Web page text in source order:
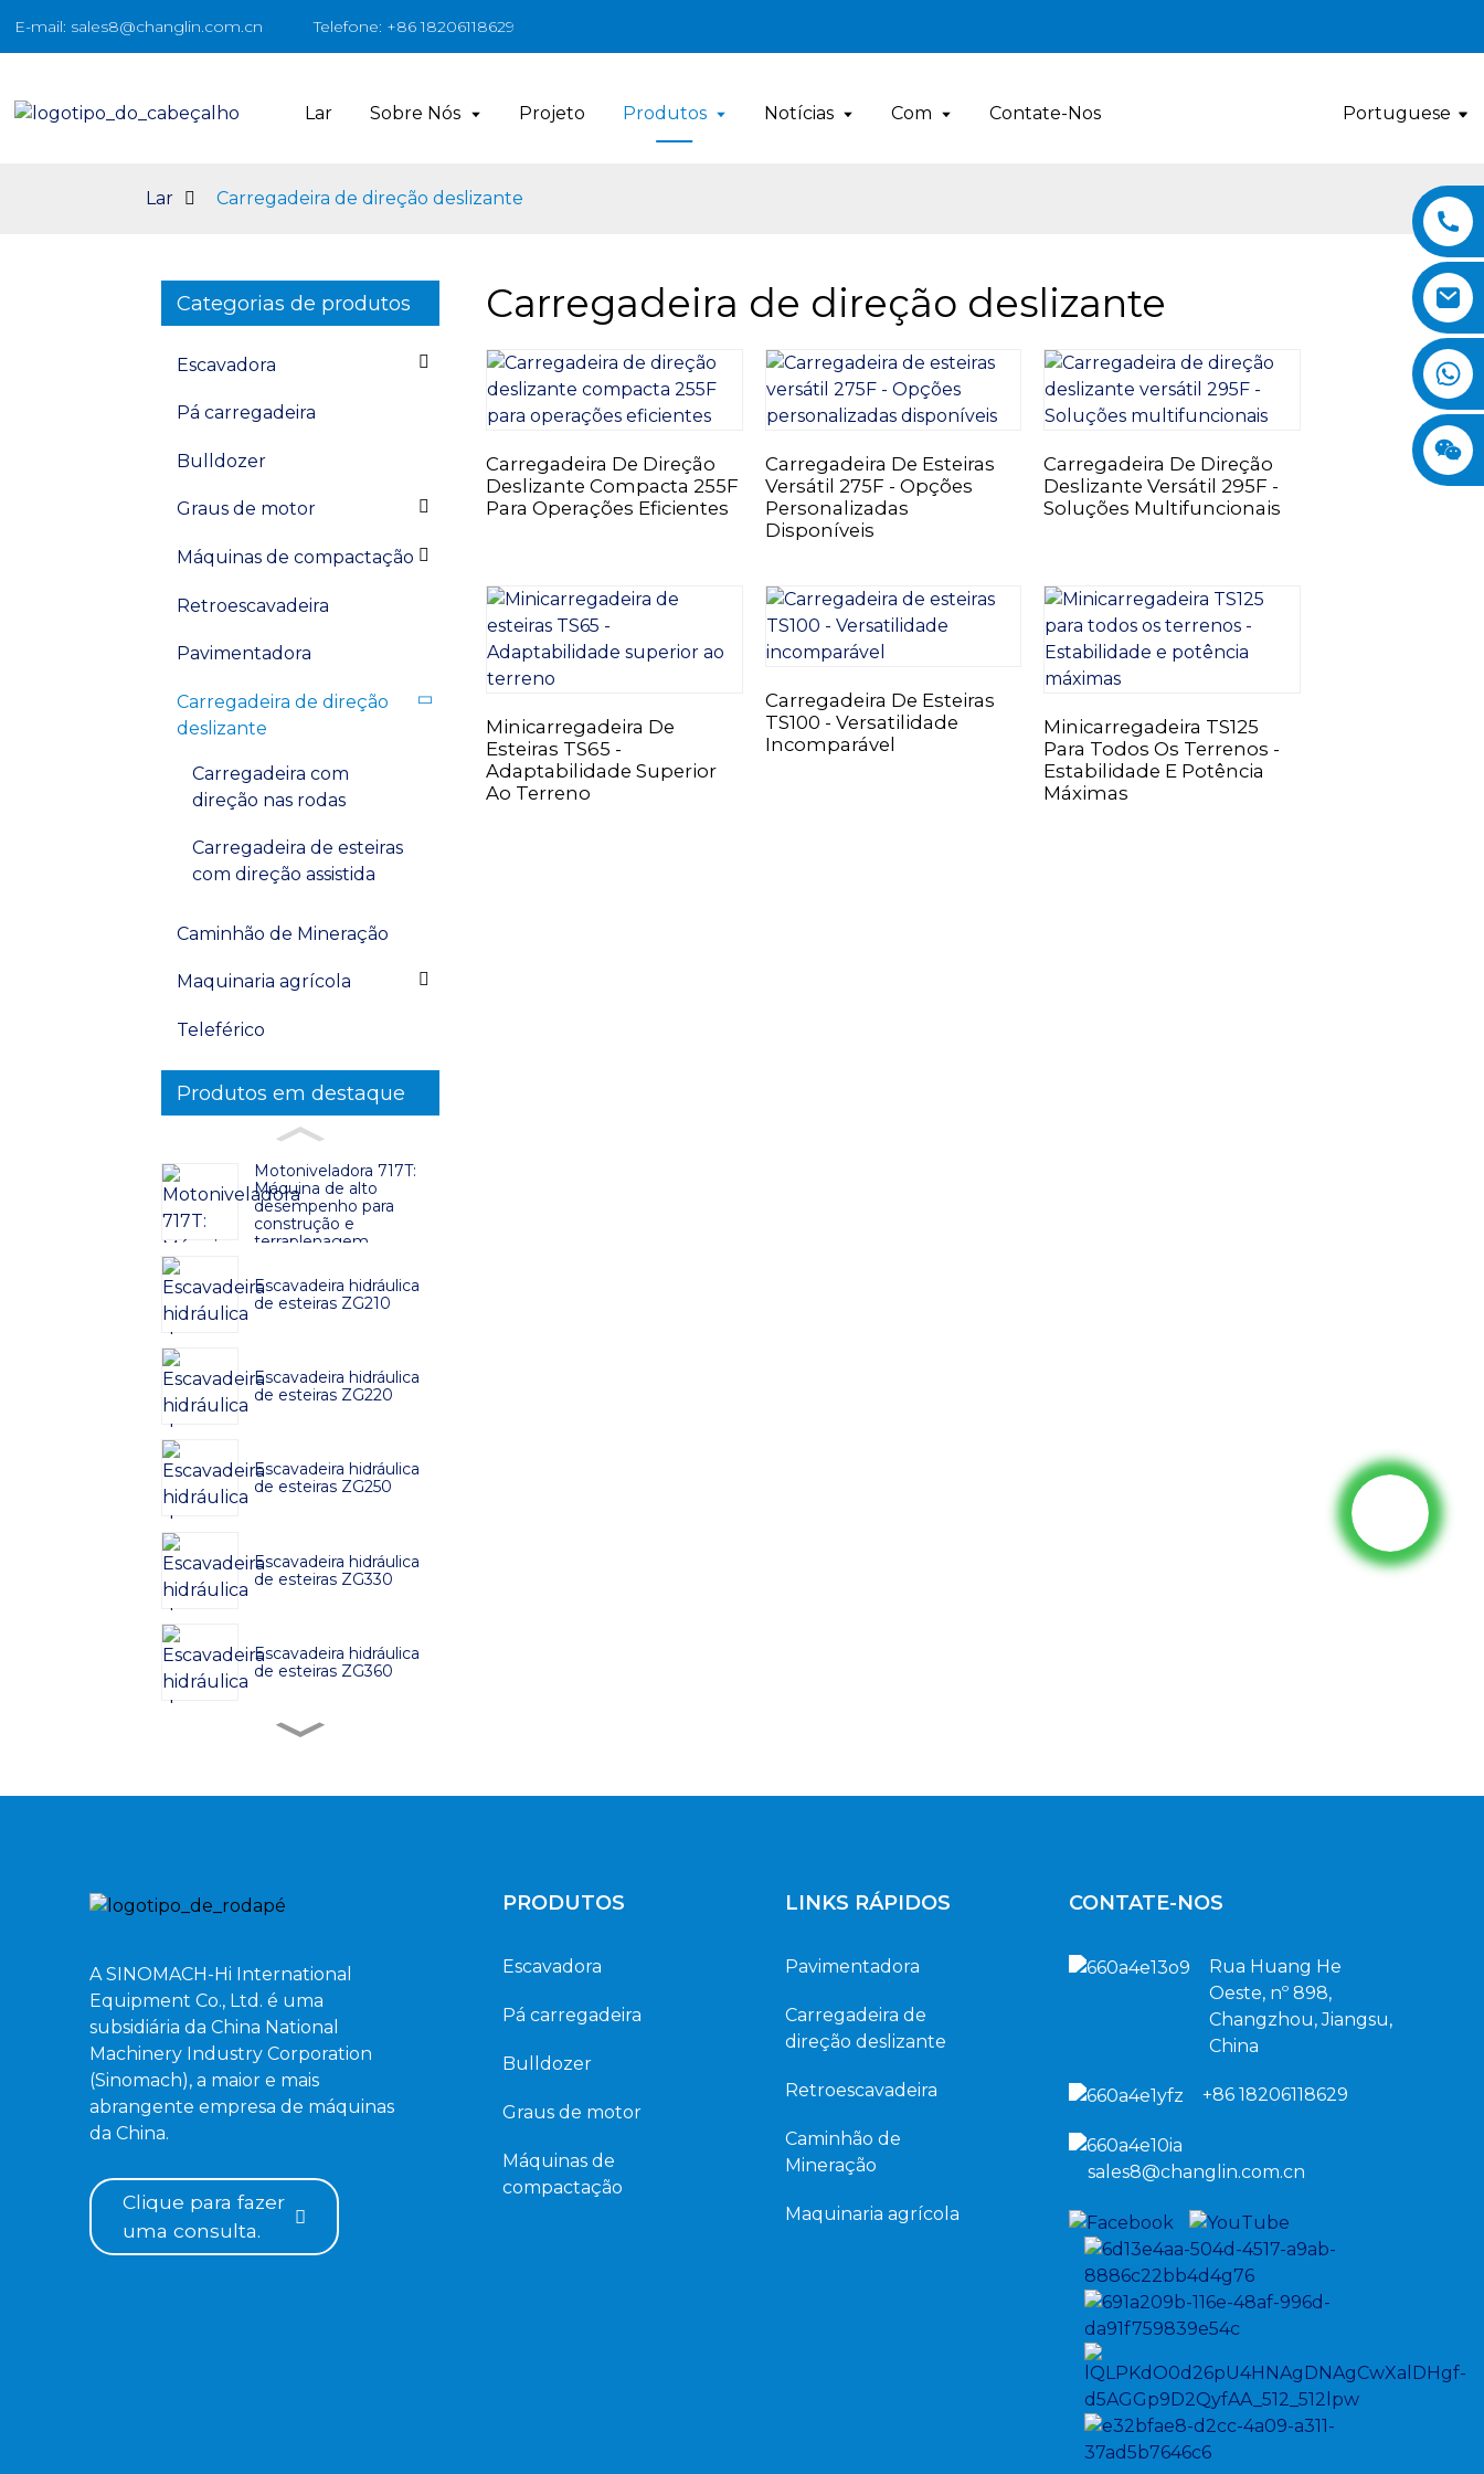
E-mail: sales8@changlin.com.cn Telefone: +86 18206118629
Lar Sobre Nós Projeto Produtos Notícias Com Contate-Nos Portuguese
Lar Carregadeira de direção deslizante
Categorias de produtos
Escavadora
Pá carregadeira
Bulldozer
Graus de motor
Máquinas de compactação
Retroescavadeira
Pavimentadora
Carregadeira de direção
deslizante
Carregadeira com
direção nas rodas
Carregadeira de esteiras
com direção assistida
Caminhão de Mineração
Maquinaria agrícola
Teleférico
Produtos em destaque
Motoniveladora 717T:
Máquina de alto
desempenho para
construção e
terraplenagem
Escavadeira hidráulica
de esteiras ZG210
Escavadeira hidráulica
de esteiras ZG220
Escavadeira hidráulica
de esteiras ZG250
Escavadeira hidráulica
de esteiras ZG330
Escavadeira hidráulica
de esteiras ZG360
Escavadeira hidráulica
de esteiras ZG520
Carregadeira de direção deslizante
Carregadeira De Direção
Deslizante Compacta 255F
Para Operações Eficientes
Carregadeira De Esteiras
Versátil 275F - Opções
Personalizadas
Disponíveis
Carregadeira De Direção
Deslizante Versátil 295F -
Soluções Multifuncionais
Minicarregadeira De
Esteiras TS65 -
Adaptabilidade Superior
Ao Terreno
Carregadeira De Esteiras
TS100 - Versatilidade
Incomparável
Minicarregadeira TS125
Para Todos Os Terrenos -
Estabilidade E Potência
Máximas
A SINOMACH-Hi International
Equipment Co., Ltd. é uma
subsidiária da China National
Machinery Industry Corporation
(Sinomach), a maior e mais
abrangente empresa de máquinas
da China.
Clique para fazer
uma consulta.
PRODUTOS
Escavadora
Pá carregadeira
Bulldozer
Graus de motor
Máquinas de
compactação
LINKS RÁPIDOS
Pavimentadora
Carregadeira de
direção deslizante
Retroescavadeira
Caminhão de
Mineração
Maquinaria agrícola
CONTATE-NOS
Rua Huang He
Oeste, nº 898,
Changzhou, Jiangsu,
China
+86 18206118629
sales8@changlin.com.cn